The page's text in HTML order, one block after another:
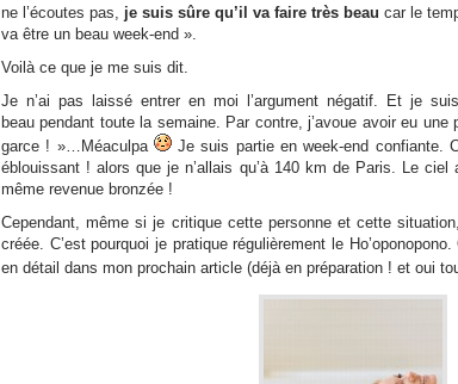
ne l’écoutes pas, je suis sûre qu’il va faire très beau car le
va être un beau week-end ».
Voilà ce que je me suis dit.
Je n’ai pas laissé entrer en moi l’argument négatif. Et je
beau pendant toute la semaine. Par contre, j’avoue avoir eu
garce ! »…Méaculpa
Je suis partie en week-end confiante.
éblouissant ! alors que je n’allais qu’à 140 km de Paris. Le
même revenue bronzée !
Cependant, même si je critique cette personne et cette
créée. C’est pourquoi je pratique régulièrement le
en détail dans mon prochain article (déjà en préparation ! et oui